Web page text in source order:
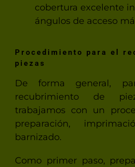
cobertura excelente
ángulos de acceso
Procedimiento para el
piezas
De forma general,
recubrimiento de
trabajamos con un
preparación,
barnizado.
Como primer paso,